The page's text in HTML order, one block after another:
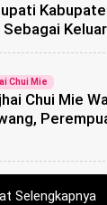
Sebagai
Chui Mie
Chui Mie
Selengkapnya